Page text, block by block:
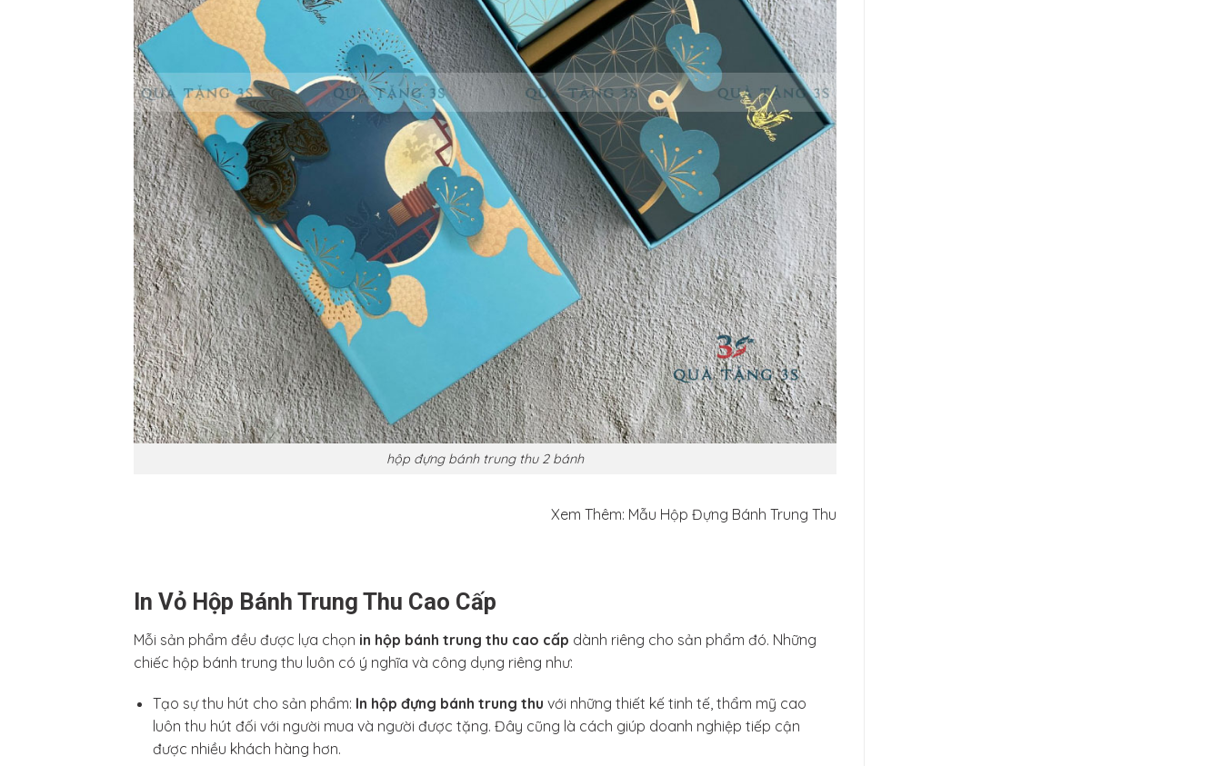
hộp đựng bánh trung thu 2 bánh
Xem Thêm: Mẫu Hộp Đựng Bánh Trung Thu
In Vỏ Hộp Bánh Trung Thu Cao Cấp
Mỗi sản phẩm đều được lựa chọn in hộp bánh trung thu cao cấp dành riêng cho sản phẩm đó. Những
chiếc hộp bánh trung thu luôn có ý nghĩa và công dụng riêng như:
Tạo sự thu hút cho sản phẩm: In hộp đựng bánh trung thu với những thiết kế tinh tế, thẩm mỹ cao
luôn thu hút đối với người mua và người được tặng. Đây cũng là cách giúp doanh nghiệp tiếp cận
được nhiều khách hàng hơn.